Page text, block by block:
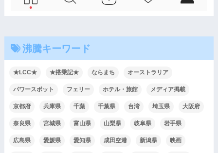
沸騰キーワード
★LCC★ ★搭乗記★ ならまち オーストラリア
パワースポット フェリー ホテル・旅館 メディア掲載
京都府 兵庫県 千葉 千葉県 台湾 埼玉県 大阪府
奈良県 宮城県 富山県 山梨県 岐阜県 岩手県
広島県 愛媛県 愛知県 成田空港 新潟県 映画